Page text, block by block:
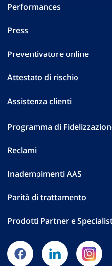
Performances
Press
Preventivatore online
Attestato di rischio
Assistenza clienti
Programma di
Reclami
Inadempimenti AAS
Parità di trattamento
Prodotti Partner e